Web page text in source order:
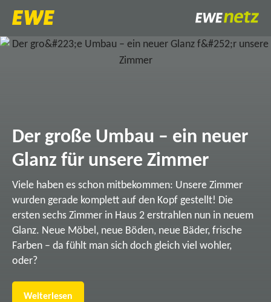
Der große Umbau – ein neuer
Glanz für unsere Zimmer
Viele haben es schon mitbekommen: Unsere Zimmer
wurden gerade komplett auf den Kopf gestellt! Die
ersten sechs Zimmer in Haus 2 erstrahlen nun in neuem
Glanz. Neue Möbel, neue Böden, neue Bäder, frische
Farben – da fühlt man sich doch gleich viel wohler,
oder?
Weiterlesen